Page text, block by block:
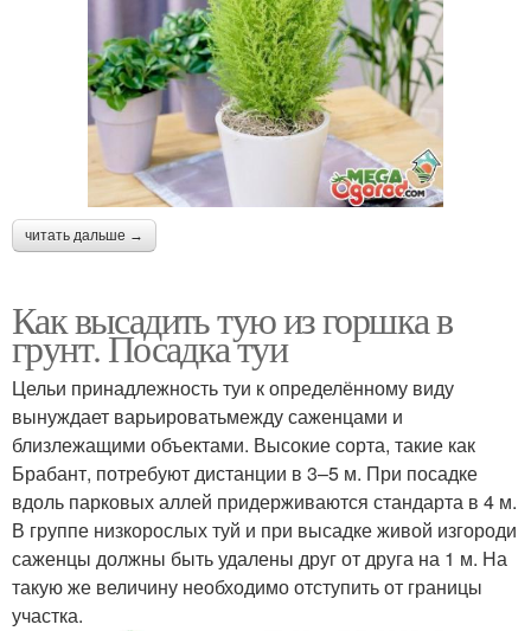
читать дальше →
Как высадить тую из горшка в
грунт. Посадка туи
Цельи принадлежность туи к определённому виду
вынуждает варьироватьмежду саженцами и
близлежащими объектами. Высокие сорта, такие как
Брабант, потребуют дистанции в 3–5 м. При посадке
вдоль парковых аллей придерживаются стандарта в 4 м.
В группе низкорослых туй и при высадке живой изгороди
саженцы должны быть удалены друг от друга на 1 м. На
такую же величину необходимо отступить от границы
участка.